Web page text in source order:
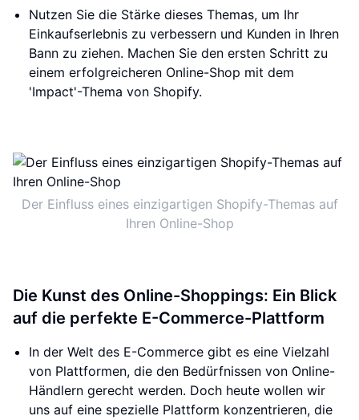
Nutzen Sie die Stärke dieses Themas, um Ihr
Einkaufserlebnis zu verbessern und Kunden in Ihren
Bann zu ziehen. Machen Sie den ersten Schritt zu
einem erfolgreicheren Online-Shop mit dem
'Impact'-Thema von Shopify.
Der Einfluss eines einzigartigen Shopify-Themas auf
Ihren Online-Shop
Die Kunst des Online-Shoppings: Ein Blick
auf die perfekte E-Commerce-Plattform
In der Welt des E-Commerce gibt es eine Vielzahl
von Plattformen, die den Bedürfnissen von Online-
Händlern gerecht werden. Doch heute wollen wir
uns auf eine spezielle Plattform konzentrieren, die